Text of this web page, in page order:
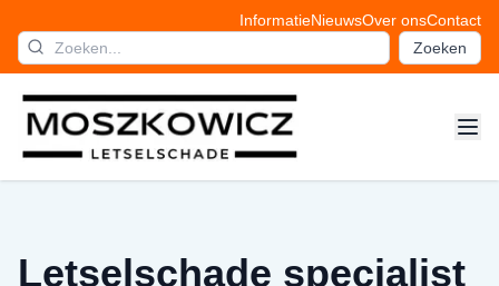
InformatieNieuwsOver onsContact
Zoeken
Letselschade specialist